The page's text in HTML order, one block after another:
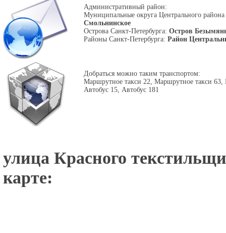
Административный район:
Муниципальные округа Центрального
Смольнинское
Острова Санкт-Петербурга: Остров
Районы Санкт-Петербурга: Район
Добраться можно таким транспортом:
Маршрутное такси 22, Маршрутное такси 63,
Автобус 15, Автобус 181
улица Красного
карте: